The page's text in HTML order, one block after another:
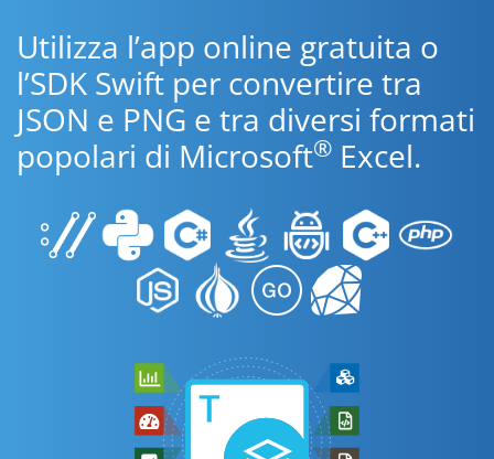
Utilizza l’app online gratuita o
l’SDK Swift per convertire tra
JSON e PNG e tra diversi formati
popolari di Microsoft® Excel.